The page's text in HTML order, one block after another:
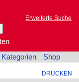
Erweiterte Suche
Kategorien Shop
DRUCKEN